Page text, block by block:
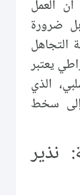
العمل
ضرورة
التجاهل
يعتبر
الذي
إلى سخط
نذير